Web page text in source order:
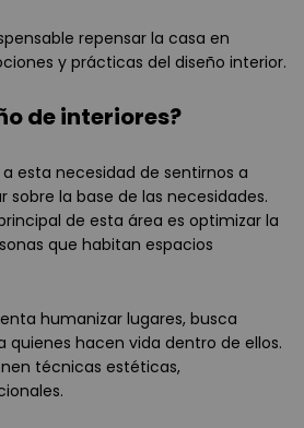
repensar la casa en
y prácticas del diseño interior.
de interiores?
esta necesidad de sentirnos a
sobre la base de las necesidades.
de esta área es optimizar la
que habitan espacios
humanizar lugares, busca
quienes hacen vida dentro de ellos.
técnicas estéticas,